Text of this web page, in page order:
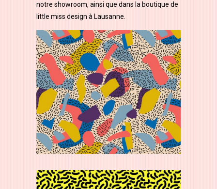
notre showroom, ainsi que dans la boutique de
little miss design à Lausanne.